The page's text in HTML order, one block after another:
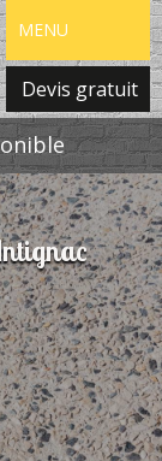
MENU
Devis gratuit